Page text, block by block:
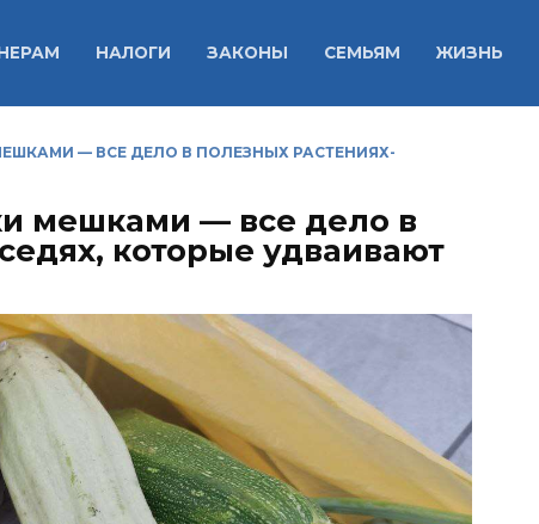
НАЛОГИ ЗАКОНЫ СЕМЬЯМ ЖИЗНЬ
— ВСЕ ДЕЛО В ПОЛЕЗНЫХ РАСТЕНИЯХ-
мешками — все дело в
которые удваивают